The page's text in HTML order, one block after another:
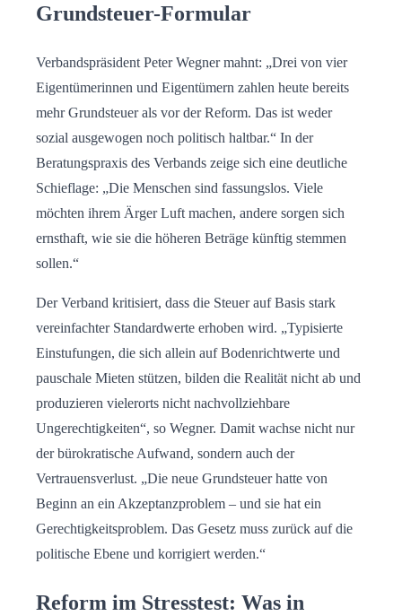
Grundsteuer-Formular
Verbandspräsident Peter Wegner mahnt: „Drei von vier
Eigentümerinnen und Eigentümern zahlen heute bereits
mehr Grundsteuer als vor der Reform. Das ist weder
sozial ausgewogen noch politisch haltbar.“ In der
Beratungspraxis des Verbands zeige sich eine deutliche
Schieflage: „Die Menschen sind fassungslos. Viele
möchten ihrem Ärger Luft machen, andere sorgen sich
ernsthaft, wie sie die höheren Beträge künftig stemmen
sollen.“
Der Verband kritisiert, dass die Steuer auf Basis stark
vereinfachter Standardwerte erhoben wird. „Typisierte
Einstufungen, die sich allein auf Bodenrichtwerte und
pauschale Mieten stützen, bilden die Realität nicht ab und
produzieren vielerorts nicht nachvollziehbare
Ungerechtigkeiten“, so Wegner. Damit wachse nicht nur
der bürokratische Aufwand, sondern auch der
Vertrauensverlust. „Die neue Grundsteuer hatte von
Beginn an ein Akzeptanzproblem – und sie hat ein
Gerechtigkeitsproblem. Das Gesetz muss zurück auf die
politische Ebene und korrigiert werden.“
Reform im Stresstest: Was in